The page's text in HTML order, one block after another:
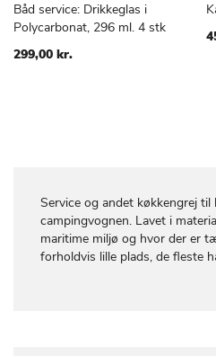
Service og andet køkkengrej til
campingvognen. Lavet i
maritime miljø og hvor der er
forholdvis lille plads, de fleste
Læg i kurv
TILFØJ
TIL
Båd service: Drikkeglas i
Polycarbonat, 296 ml. 4 stk
299,00 kr.